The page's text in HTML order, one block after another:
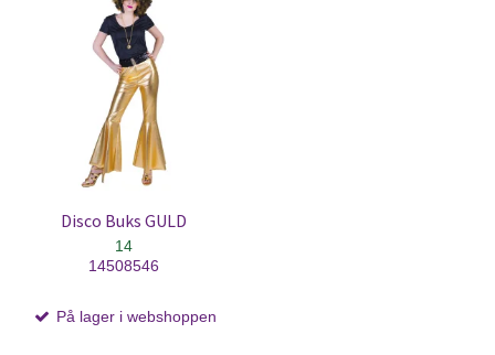
Disco Buks GULD
14
14508546
På lager i webshoppen